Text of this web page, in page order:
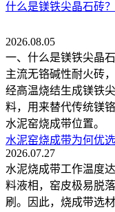
什么是镁铁尖晶石砖
2026.08.05
一、什么是镁铁尖晶
主流无铬碱性耐火砖
经高温烧结生成镁铁
料，用来替代传统镁
水泥窑烧成带位置。
水泥窑烧成带为何优
2026.07.27
水泥烧成带工作温度
料液相，窑皮极易脱
刷。因此，烧成带选